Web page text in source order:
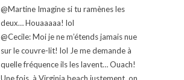
@Martine Imagine si tu ramènes les
deux… Houaaaaa! lol
@Cecile: Moi je ne m’étends jamais nue
sur le couvre-lit! lol Je me demande à
quelle fréquence ils les lavent… Ouach!